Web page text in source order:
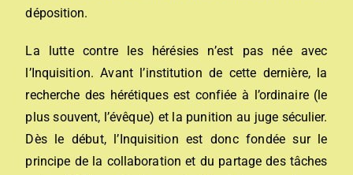
déposition.
La lutte contre les hérésiesn’est pas née avec
l’Inquisition. Avant l’institution de cette dernière, la
recherche des hérétiques est confiée à l’ordinaire (le
plus souvent, l’évêque) et la punition au juge séculier.
Dès le début, l’Inquisition est donc fondée sur le
principe de la collaboration et du partage des tâches